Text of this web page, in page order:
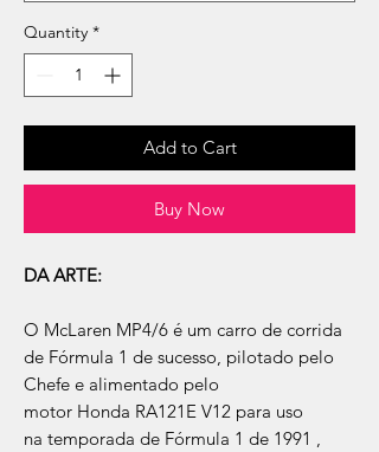
Quantity *
Add to Cart
Buy Now
DA ARTE:
O McLaren MP4/6 é um carro de corrida
de Fórmula 1 de sucesso, pilotado pelo
Chefe e alimentado pelo
motor Honda RA121E V12 para uso
na temporada de Fórmula 1 de 1991 ,